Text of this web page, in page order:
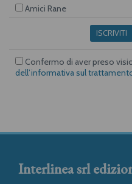
Amici Rane
ISCRIVITI
Confermo di aver preso
dell’informativa sul
Interlinea srl